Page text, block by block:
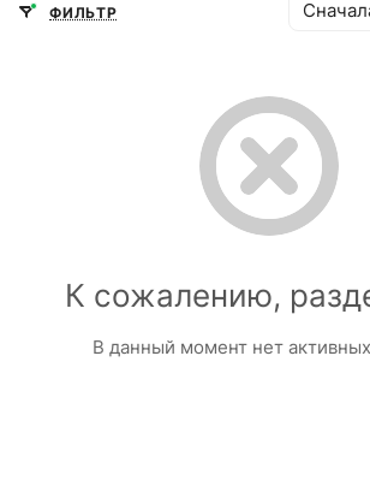
ФИЛЬТР
К сожалению,
В данный момент нет